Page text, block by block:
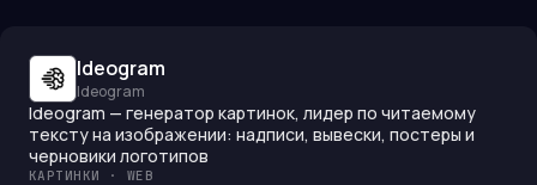
Ideogram
Ideogram
Ideogram — генератор картинок, лидер по читаемому
тексту на изображении: надписи, вывески, постеры и
черновики логотипов
КАРТИНКИ · WEB